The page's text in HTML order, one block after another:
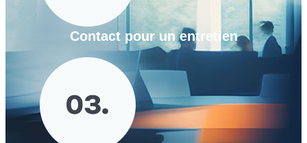
Contact pour un entretien